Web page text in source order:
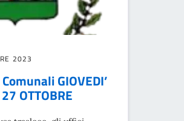
2023
GIOVEDI’
OTTOBRE